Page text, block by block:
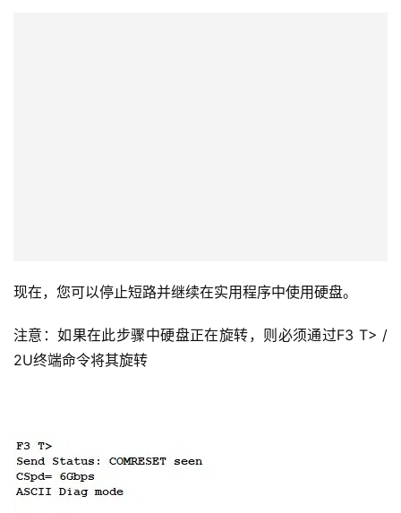
现在，您可以停止短路并继续在实用程序中使用硬盘。
注意：如果在此步骤中硬盘正在旋转，则必须通过F3 T> /
2U终端命令将其旋转